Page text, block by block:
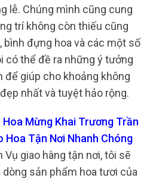
lễ. Chúng mình cũng cung
trí không còn thiếu cũng
bình đựng hoa và các một số
có thể đề ra những ý tưởng
để giúp cho khoảng không
nhất và tuyệt hảo rộng.
Mừng Khai Trương Trần
Hoa Tận Nơi Nhanh Chóng
giao hàng tận nơi, tôi sẽ
sản phẩm hoa tươi của